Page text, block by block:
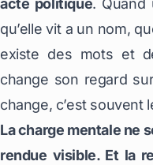
acte politique. Quand
qu’elle vit a un nom,
existe des mots et
change son regard
change, c’est souvent
La charge mentale ne
rendue visible. Et la